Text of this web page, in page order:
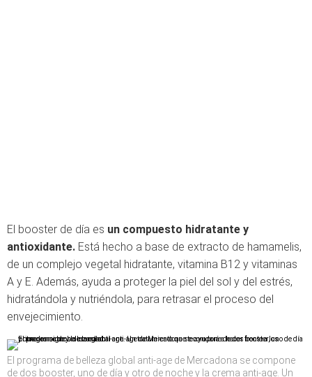
El booster de día es un compuesto hidratante y
antioxidante. Está hecho a base de extracto de hamamelis,
de un complejo vegetal hidratante, vitamina B12 y vitaminas
A y E. Además, ayuda a proteger la piel del sol y del estrés,
hidratándola y nutriéndola, para retrasar el proceso del
envejecimiento.
El programa de belleza global anti-age de Mercadona se compone
de dos booster, uno de día y otro de noche y la crema anti-age. Un